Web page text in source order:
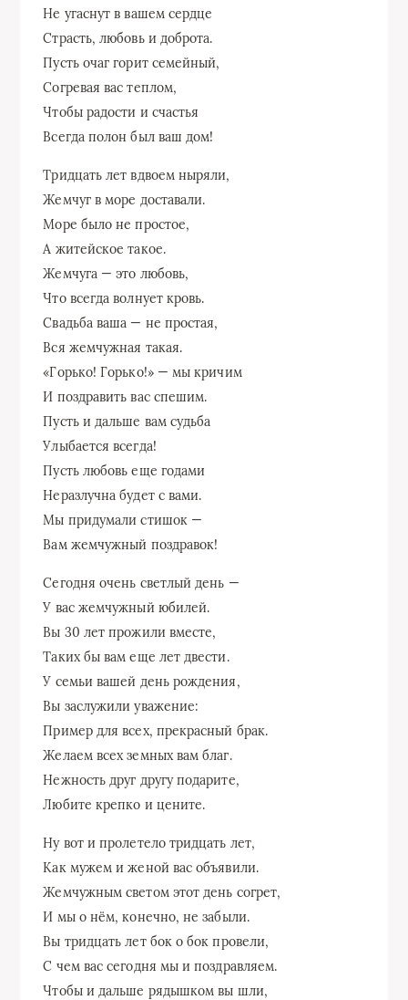
Не угаснут в вашем сердце
Страсть, любовь и доброта.
Пусть очаг горит семейный,
Согревая вас теплом,
Чтобы радости и счастья
Всегда полон был ваш дом!
Тридцать лет вдвоем ныряли,
Жемчуг в море доставали.
Море было не простое,
А житейское такое.
Жемчуга — это любовь,
Что всегда волнует кровь.
Свадьба ваша — не простая,
Вся жемчужная такая.
«Горько! Горько!» — мы кричим
И поздравить вас спешим.
Пусть и дальше вам судьба
Улыбается всегда!
Пусть любовь еще годами
Неразлучна будет с вами.
Мы придумали стишок —
Вам жемчужный поздравок!
Сегодня очень светлый день —
У вас жемчужный юбилей.
Вы 30 лет прожили вместе,
Таких бы вам еще лет двести.
У семьи вашей день рождения,
Вы заслужили уважение:
Пример для всех, прекрасный брак.
Желаем всех земных вам благ.
Нежность друг другу подарите,
Любите крепко и цените.
Ну вот и пролетело тридцать лет,
Как мужем и женой вас объявили.
Жемчужным светом этот день согрет,
И мы о нём, конечно, не забыли.
Вы тридцать лет бок о бок провели,
С чем вас сегодня мы и поздравляем.
Чтобы и дальше рядышком вы шли,